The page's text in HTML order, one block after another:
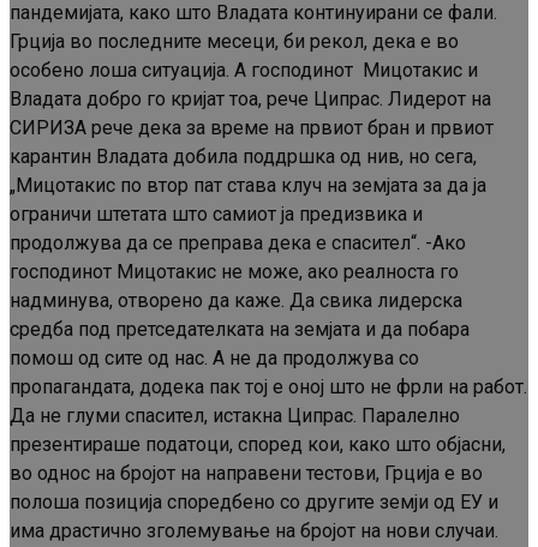
пандемијата, како што Владата континуирани се фали.
Грција во последните месеци, би рекол, дека е во
особено лоша ситуација. А господинот Мицотакис и
Владата добро го кријат тоа, рече Ципрас. Лидерот на
СИРИЗА рече дека за време на првиот бран и првиот
карантин Владата добила поддршка од нив, но сега,
„Мицотакис по втор пат става клуч на земјата за да ја
ограничи штетата што самиот ја предизвика и
продолжува да се преправа дека е спасител“. -Ако
господинот Мицотакис не може, ако реалноста го
надминува, отворено да каже. Да свика лидерска
средба под претседателката на земјата и да побара
помош од сите од нас. А не да продолжува со
пропагандата, додека пак тој е оној што не фрли на работ.
Да не глуми спасител, истакна Ципрас. Паралелно
презентираше податоци, според кои, како што објасни,
во однос на бројот на направени тестови, Грција е во
полоша позиција споредбено со другите земји од ЕУ и
има драстично зголемување на бројот на нови случаи.